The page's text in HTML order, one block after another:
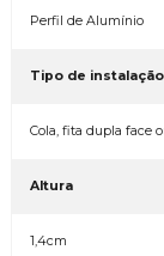
Perfil de Alumínio
Tipo de instalação
Cola, fita dupla face
Altura
1,4cm